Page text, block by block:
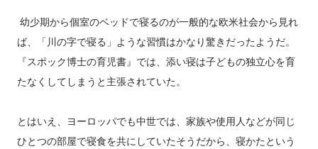
幼少期から個室のベッドで寝るのが一般的な欧米社会から見れ
ば、「川の字で寝る」ような習慣はかなり驚きだったようだ。
『スポック博士の育児書』では、添い寝は子どもの独立心を育
たなくしてしまうと主張されていた。
とはいえ、ヨーロッパでも中世では、家族や使用人などが同じ
ひとつの部屋で寝食を共にしていたそうだから、寝かたという